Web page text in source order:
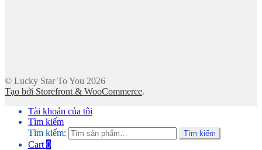
© Lucky Star To You 2026
Tạo bởi Storefront & WooCommerce.
Tài khoản của tôi
Tìm kiếm
Tìm kiếm:
Tìm kiếm
Cart 0